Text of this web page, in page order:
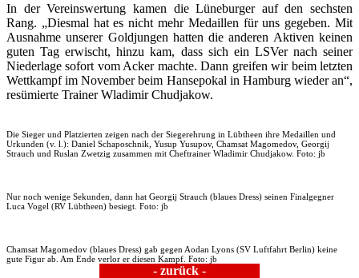
In der Vereinswertung kamen die Lüneburger auf den sechsten
Rang. „Diesmal hat es nicht mehr Medaillen für uns gegeben. Mit
Ausnahme unserer Goldjungen hatten die anderen Aktiven keinen
guten Tag erwischt, hinzu kam, dass sich ein LSVer nach seiner
Niederlage sofort vom Acker machte. Dann greifen wir beim letzten
Wettkampf im November beim Hansepokal in Hamburg wieder an“,
resümierte Trainer Wladimir Chudjakow.
Die Sieger und Platzierten zeigen nach der Siegerehrung in Lübtheen ihre Medaillen und
Urkunden (v. l.): Daniel Schaposchnik, Yusup Yusupov, Chamsat Magomedov, Georgij
Strauch und Ruslan Zwetzig zusammen mit Cheftrainer Wladimir Chudjakow. Foto: jb
Nur noch wenige Sekunden, dann hat Georgij Strauch (blaues Dress) seinen Finalgegner
Luca Vogel (RV Lübtheen) besiegt. Foto: jb
Chamsat Magomedov (blaues Dress) gab gegen Aodan Lyons (SV Luftfahrt Berlin) keine
gute Figur ab. Am Ende verlor er diesen Kampf. Foto: jb
- zurück -